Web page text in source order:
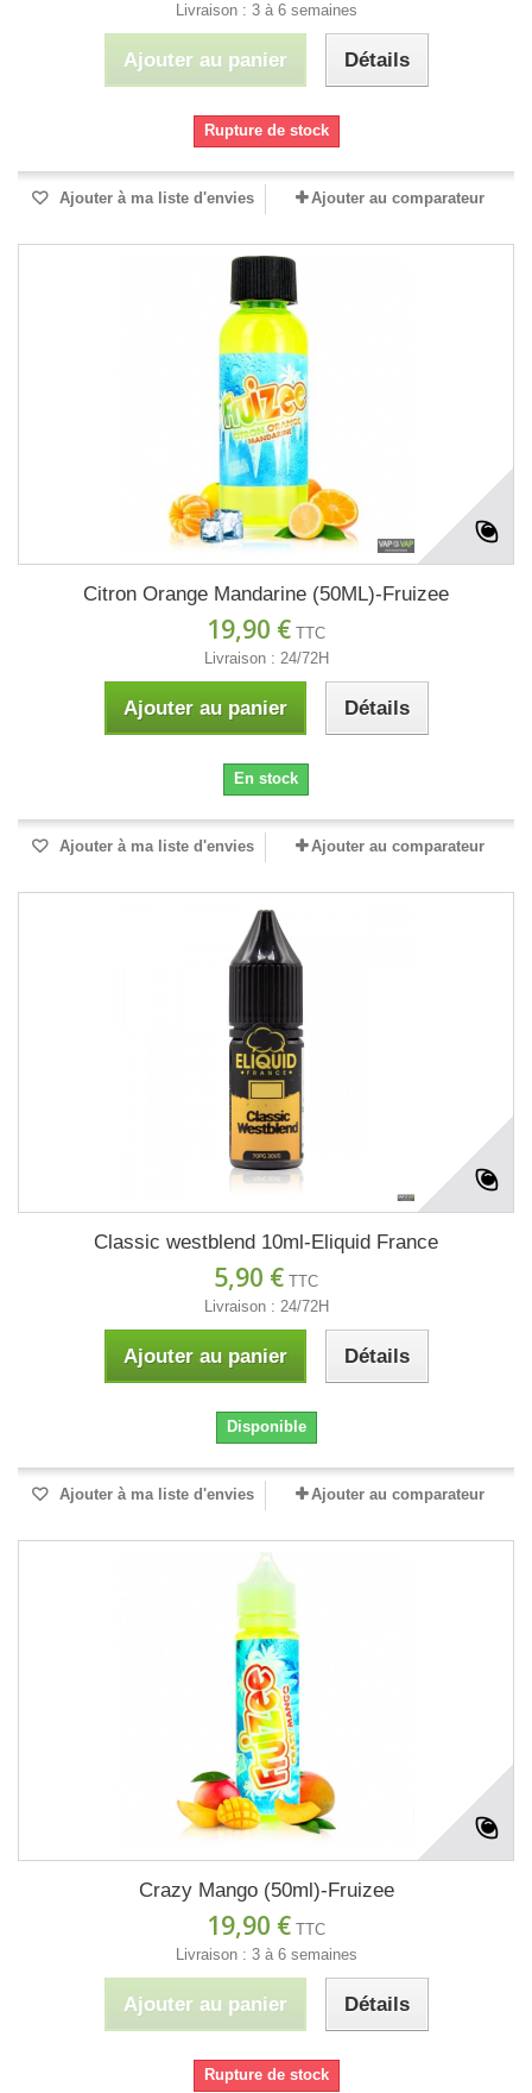
Livraison : 3 à 6 semaines
Ajouter au panier Détails
Rupture de stock
Ajouter à ma liste d'envies Ajouter au comparateur
Citron Orange Mandarine (50ML)-Fruizee
19,90 € TTC
Livraison : 24/72H
Ajouter au panier Détails
En stock
Ajouter à ma liste d'envies Ajouter au comparateur
Classic westblend 10ml-Eliquid France
5,90 € TTC
Livraison : 24/72H
Ajouter au panier Détails
Disponible
Ajouter à ma liste d'envies Ajouter au comparateur
Crazy Mango (50ml)-Fruizee
19,90 € TTC
Livraison : 3 à 6 semaines
Ajouter au panier Détails
Rupture de stock